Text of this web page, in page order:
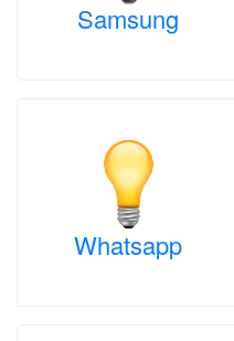
Samsung
Whatsapp